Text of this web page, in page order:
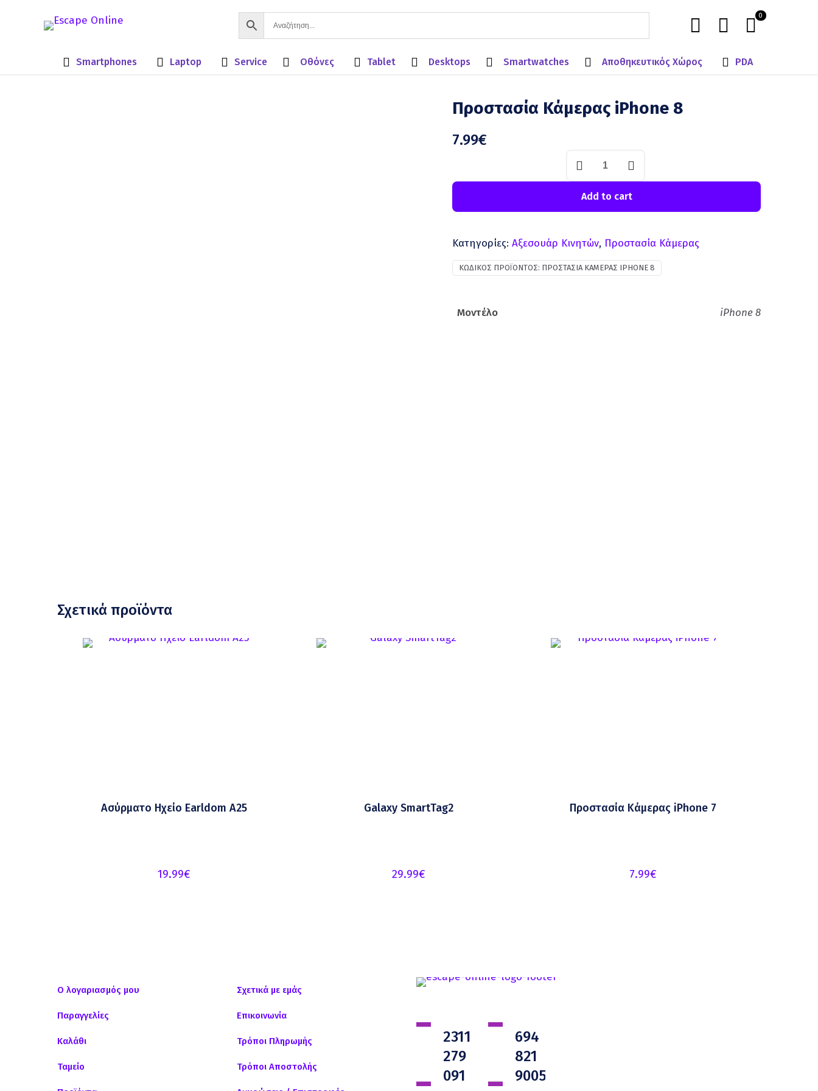
0
Smartphones Laptop Service Οθόνες Tablet Desktops Smartwatches Αποθηκευτικός Χώρος PDA
Προστασία Κάμερας iPhone 8
7.99€
Add to cart
Κατηγορίες: Aξεσουάρ Κινητών, Προστασία Κάμερας
ΚΩΔΙΚΌΣ ΠΡΟΪΌΝΤΟΣ: ΠΡΟΣΤΑΣΊΑ ΚΆΜΕΡΑΣ IPHONE 8
Μοντέλο iPhone 8
Σχετικά προϊόντα
Ασύρματο Ηχείο Earldom A25
19.99€
Galaxy SmartTag2
29.99€
Προστασία Κάμερας iPhone 7
7.99€
Ο λογαριασμός μου
Παραγγελίες
Καλάθι
Ταμείο
Σχετικά με εμάς
Επικοινωνία
Τρόποι Πληρωμής
Τρόποι Αποστολής
2311
279
091
694
821
9005